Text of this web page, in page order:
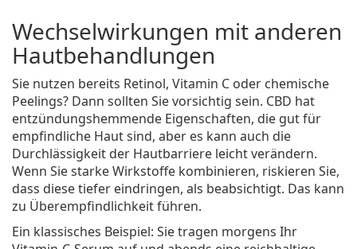
Wechselwirkungen mit anderen
Hautbehandlungen
Sie nutzen bereits Retinol, Vitamin C oder chemische
Peelings? Dann sollten Sie vorsichtig sein. CBD hat
entzündungshemmende Eigenschaften, die gut für
empfindliche Haut sind, aber es kann auch die
Durchlässigkeit der Hautbarriere leicht verändern.
Wenn Sie starke Wirkstoffe kombinieren, riskieren Sie,
dass diese tiefer eindringen, als beabsichtigt. Das kann
zu Überempfindlichkeit führen.
Ein klassisches Beispiel: Sie tragen morgens Ihr